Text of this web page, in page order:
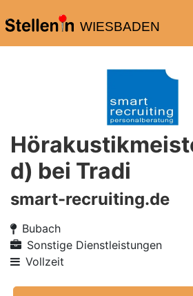
WIESBADEN
d) bei Tradi
smart-recruiting.de
Bubach
Sonstige Dienstleistungen
Vollzeit